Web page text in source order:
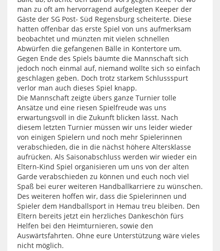
man zu oft am hervorragend aufgelegten Keeper der
Gäste der SG Post- Süd Regensburg scheiterte. Diese
hatten offenbar das erste Spiel von uns aufmerksam
beobachtet und münzten mit vielen schnellen
Abwürfen die gefangenen Bälle in Kontertore um.
Gegen Ende des Spiels bäumte die Mannschaft sich
jedoch noch einmal auf, niemand wollte sich so einfach
geschlagen geben. Doch trotz starkem Schlussspurt
verlor man auch dieses Spiel knapp.
Die Mannschaft zeigte übers ganze Turnier tolle
Ansätze und eine riesen Spielfreude was uns
erwartungsvoll in die Zukunft blicken lässt. Nach
diesem letzten Turnier müssen wir uns leider wieder
von einigen Spielern und noch mehr Spielerinnen
verabschieden, die in die nächst höhere Altersklasse
aufrücken. Als Saisonabschluss werden wir wieder ein
Eltern-Kind Spiel organisieren um uns von der alten
Garde verabschieden zu können und euch noch viel
Spaß bei eurer weiteren Handballkarriere zu wünschen.
Des weiteren hoffen wir, dass die Spielerinnen und
Spieler dem Handballsport in Hemau treu bleiben. Den
Eltern bereits jetzt ein herzliches Dankeschön fürs
Helfen bei den Heimturnieren, sowie den
Auswärtsfahrten. Ohne eure Unterstützung wäre vieles
nicht möglich.